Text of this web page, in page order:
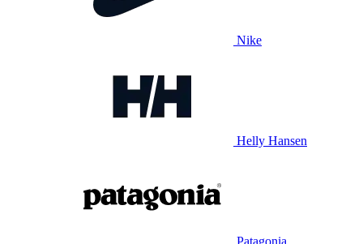
Nike
Helly Hansen
Patagonia